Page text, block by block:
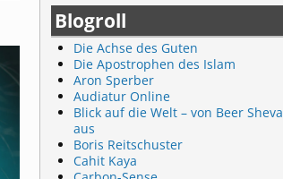
Blogroll
Die Achse des Guten
Die Apostrophen des Islam
Aron Sperber
Audiatur Online
Blick auf die Welt – von Beer Sheva
aus
Boris Reitschuster
Cahit Kaya